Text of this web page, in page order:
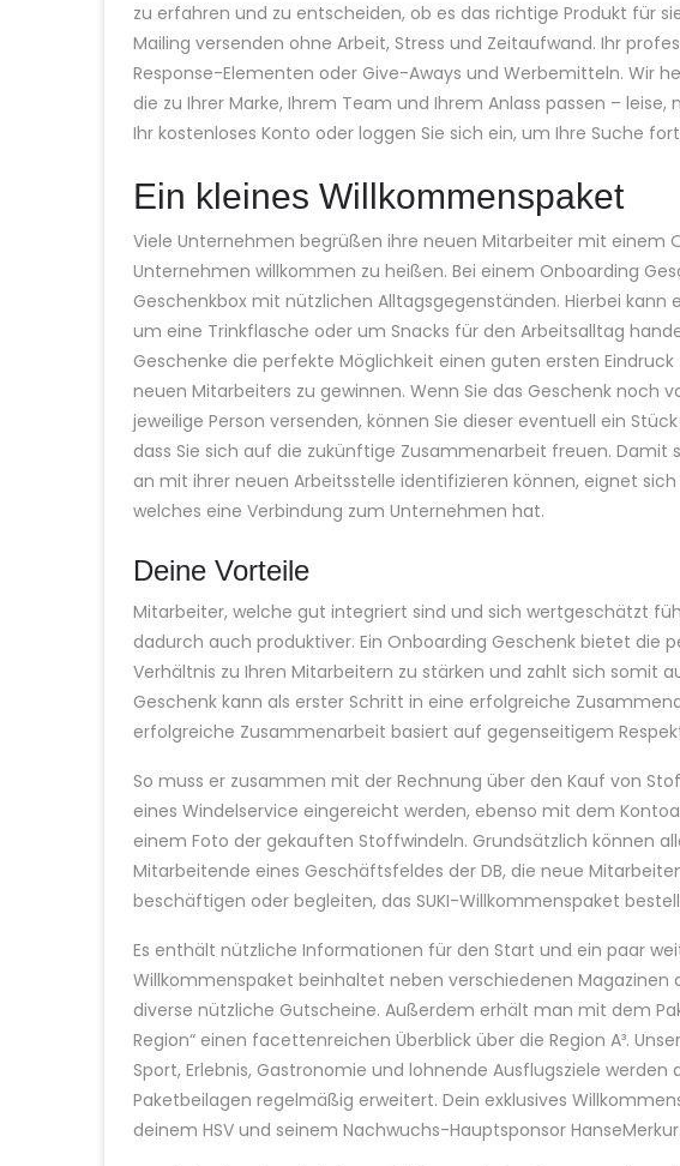
zu erfahren und zu entscheiden, ob es das richtige Produkt für
Mailing versenden ohne Arbeit, Stress und Zeitaufwand. Ihr
Response-Elementen oder Give-Aways und Werbemitteln. Wir
die zu Ihrer Marke, Ihrem Team und Ihrem Anlass passen –
Ihr kostenloses Konto oder loggen Sie sich ein, um Ihre Suche
Ein kleines Willkommenspaket
Viele Unternehmen begrüßen ihre neuen Mitarbeiter mit einem
Unternehmen willkommen zu heißen. Bei einem Onboarding
Geschenkbox mit nützlichen Alltagsgegenständen. Hierbei kann
um eine Trinkflasche oder um Snacks für den Arbeitsalltag
Geschenke die perfekte Möglichkeit einen guten ersten
neuen Mitarbeiters zu gewinnen. Wenn Sie das Geschenk noch
jeweilige Person versenden, können Sie dieser eventuell ein
dass Sie sich auf die zukünftige Zusammenarbeit freuen. Damit
an mit ihrer neuen Arbeitsstelle identifizieren können, eignet
welches eine Verbindung zum Unternehmen hat.
Deine Vorteile
Mitarbeiter, welche gut integriert sind und sich wertgeschätzt
dadurch auch produktiver. Ein Onboarding Geschenk bietet die
Verhältnis zu Ihren Mitarbeitern zu stärken und zahlt sich somit
Geschenk kann als erster Schritt in eine erfolgreiche
erfolgreiche Zusammenarbeit basiert auf gegenseitigem
So muss er zusammen mit der Rechnung über den Kauf von
eines Windelservice eingereicht werden, ebenso mit dem
einem Foto der gekauften Stoffwindeln. Grundsätzlich können
Mitarbeitende eines Geschäftsfeldes der DB, die neue
beschäftigen oder begleiten, das SUKI-Willkommenspaket
Es enthält nützliche Informationen für den Start und ein paar
Willkommenspaket beinhaltet neben verschiedenen Magazinen
diverse nützliche Gutscheine. Außerdem erhält man mit dem
Region“ einen facettenreichen Überblick über die Region A³.
Sport, Erlebnis, Gastronomie und lohnende Ausflugsziele werden
Paketbeilagen regelmäßig erweitert. Dein exklusives
deinem HSV und seinem Nachwuchs-Hauptsponsor HanseMerkur.